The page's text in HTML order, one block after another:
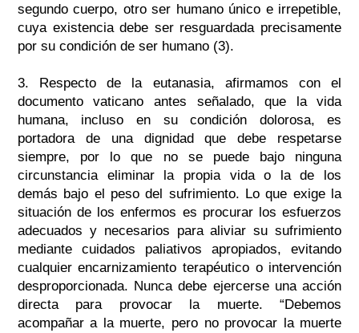
segundo cuerpo, otro ser humano único e irrepetible,
cuya existencia debe ser resguardada precisamente
por su condición de ser humano (3).
3. Respecto de la eutanasia, afirmamos con el
documento vaticano antes señalado, que la vida
humana, incluso en su condición dolorosa, es
portadora de una dignidad que debe respetarse
siempre, por lo que no se puede bajo ninguna
circunstancia eliminar la propia vida o la de los
demás bajo el peso del sufrimiento. Lo que exige la
situación de los enfermos es procurar los esfuerzos
adecuados y necesarios para aliviar su sufrimiento
mediante cuidados paliativos apropiados, evitando
cualquier encarnizamiento terapéutico o intervención
desproporcionada. Nunca debe ejercerse una acción
directa para provocar la muerte. “Debemos
acompañar a la muerte, pero no provocar la muerte